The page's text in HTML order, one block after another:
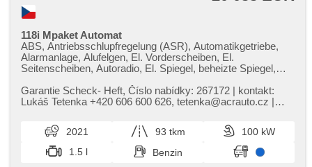
118i Mpaket Automat
ABS, Antriebsschlupfregelung (ASR), Automatikgetriebe,
Alarmanlage, Alufelgen, El. Vorderscheiben, El.
Seitenscheiben, Autoradio, El. Spiegel, beheizte Spiegel,
Zentralverriegelung, Sportfahrgestell, Elektronisches
Stabilitätsprogramm (ESP), Multifunktionslenkrad, USB,
Reifendrucksensor, Adaptive Geschwindigkeitsregelung,
AUX, Vorderlichter LED, täglich Leuchten, Start-Stop
System, Bluetooth, Speicherkarte, isofix, parkovací senzory
přední, parkovací senzory zadní, bezklíčové startování,
Garantie Scheck​- Heft,​ Číslo nabídky: 267172 | kontakt:
Lukáš Tetenka ​+420 606 600 626,​ tetenka@acrauto.cz |
2021 93 tkm
100 kW
1.5 l
Benzin